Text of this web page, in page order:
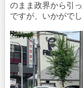
のまま政界から引
ですが、いかがでし